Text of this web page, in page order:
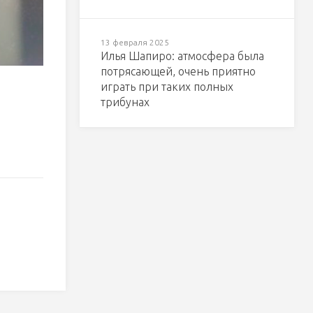
13 февраля 2025
Илья Шапиро: атмосфера была
потрясающей, очень приятно
играть при таких полных
трибунах